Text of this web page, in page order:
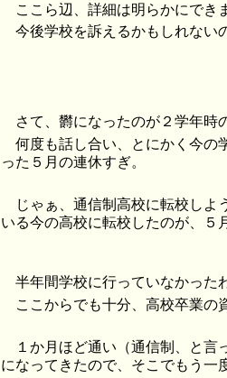
ここら辺、詳細は明らかにでき
今後学校を訴えるかもしれない
さて、欝になったのが２学年時
何度も話し合い、とにかく今の
った５月の連休すぎ。
じゃぁ、通信制高校に転校しよ
いる今の高校に転校したのが、５
半年間学校に行っていなかった
ここからでも十分、高校卒業の
１か月ほど通い（通信制、と言
になってきたので、そこでもう一